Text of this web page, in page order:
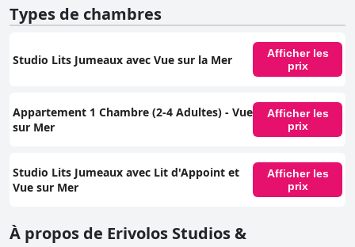
Types de chambres
Studio Lits Jumeaux avec Vue sur la Mer
Afficher les
prix
Appartement 1 Chambre (2-4 Adultes) - Vue
sur Mer
Afficher les
prix
Studio Lits Jumeaux avec Lit d'Appoint et
Vue sur Mer
Afficher les
prix
À propos de Erivolos Studios &